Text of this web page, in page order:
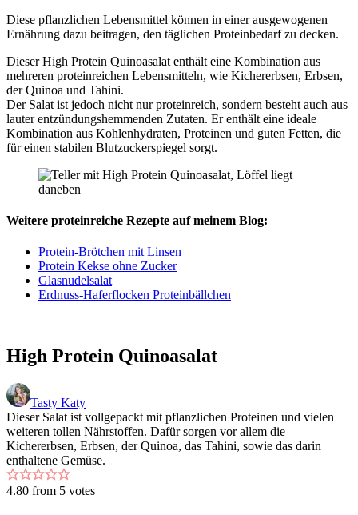
Diese pflanzlichen Lebensmittel können in einer ausgewogenen
Ernährung dazu beitragen, den täglichen Proteinbedarf zu decken.
Dieser High Protein Quinoasalat enthält eine Kombination aus
mehreren proteinreichen Lebensmitteln, wie Kichererbsen, Erbsen,
der Quinoa und Tahini.
Der Salat ist jedoch nicht nur proteinreich, sondern besteht auch aus
lauter entzündungshemmenden Zutaten. Er enthält eine ideale
Kombination aus Kohlenhydraten, Proteinen und guten Fetten, die
für einen stabilen Blutzuckerspiegel sorgt.
Weitere proteinreiche Rezepte auf meinem Blog:
Protein-Brötchen mit Linsen
Protein Kekse ohne Zucker
Glasnudelsalat
Erdnuss-Haferflocken Proteinbällchen
High Protein Quinoasalat
Tasty Katy
Dieser Salat ist vollgepackt mit pflanzlichen Proteinen und vielen
weiteren tollen Nährstoffen. Dafür sorgen vor allem die
Kichererbsen, Erbsen, der Quinoa, das Tahini, sowie das darin
enthaltene Gemüse.
4.80 from 5 votes